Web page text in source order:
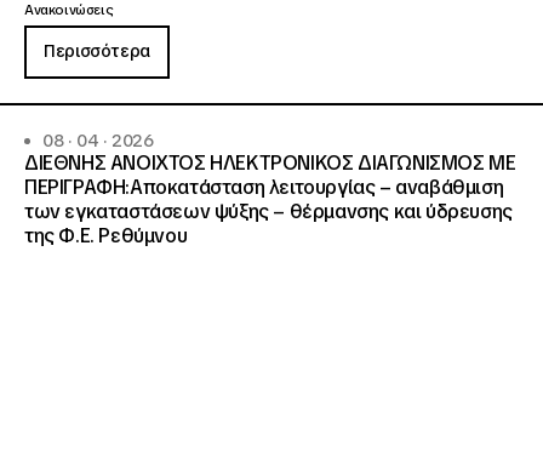
Ανακοινώσεις
Περισσότερα
08 · 04 · 2026
ΔΙΕΘΝΗΣ ΑΝΟΙΧΤΟΣ ΗΛΕΚΤΡΟΝΙΚΟΣ ΔΙΑΓΩΝΙΣΜΟΣ ΜΕ
ΠΕΡΙΓΡΑΦΗ:Αποκατάσταση λειτουργίας – αναβάθμιση
των εγκαταστάσεων ψύξης – θέρμανσης και ύδρευσης
της Φ.Ε. Ρεθύμνου